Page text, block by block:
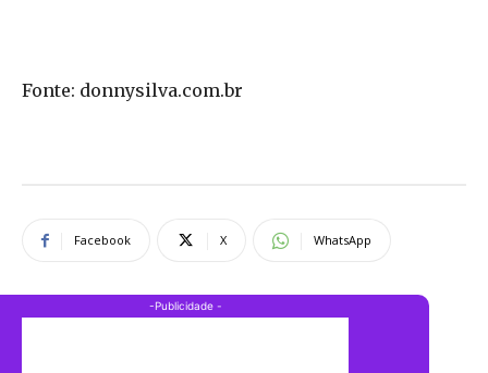
Fonte: donnysilva.com.br
Facebook X WhatsApp
-Publicidade -